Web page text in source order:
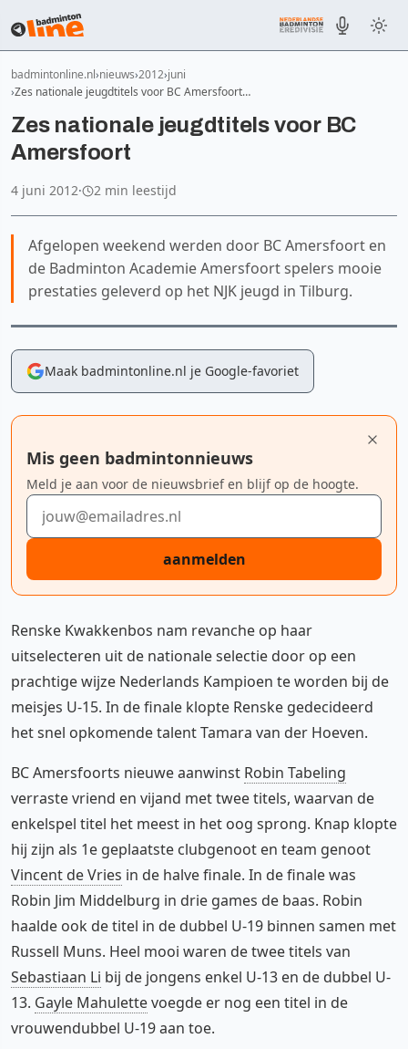
badmintonline.nl nieuws 2012 juni
Zes nationale jeugdtitels voor BC Amersfoort…
Zes nationale jeugdtitels voor BC
Amersfoort
4 juni 2012· 2 min leestijd
Afgelopen weekend werden door BC Amersfoort en
de Badminton Academie Amersfoort spelers mooie
prestaties geleverd op het NJK jeugd in Tilburg.
Maak badmintonline.nl je Google-favoriet
Mis geen badmintonnieuws
Meld je aan voor de nieuwsbrief en blijf op de hoogte.
E-mailadres
aanmelden
Renske Kwakkenbos nam revanche op haar
uitselecteren uit de nationale selectie door op een
prachtige wijze Nederlands Kampioen te worden bij de
meisjes U-15. In de finale klopte Renske gedecideerd
het snel opkomende talent Tamara van der Hoeven.
BC Amersfoorts nieuwe aanwinst Robin Tabeling
verraste vriend en vijand met twee titels, waarvan de
enkelspel titel het meest in het oog sprong. Knap klopte
hij zijn als 1e geplaatste clubgenoot en team genoot
Vincent de Vries in de halve finale. In de finale was
Robin Jim Middelburg in drie games de baas. Robin
haalde ook de titel in de dubbel U-19 binnen samen met
Russell Muns. Heel mooi waren de twee titels van
Sebastiaan Li bij de jongens enkel U-13 en de dubbel U-
13. Gayle Mahulettevoegde er nog een titel in de
vrouwendubbel U-19 aan toe.